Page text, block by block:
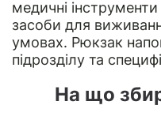
медичні
засоби для
умовах. Рюкзак
підрозділу та
На що